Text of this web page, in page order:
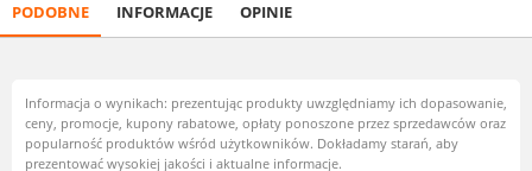
PODOBNE INFORMACJE OPINIE
Informacja o wynikach: prezentując produkty uwzględniamy ich dopasowanie,
ceny, promocje, kupony rabatowe, opłaty ponoszone przez sprzedawców oraz
popularność produktów wśród użytkowników. Dokładamy starań, aby
prezentować wysokiej jakości i aktualne informacje.